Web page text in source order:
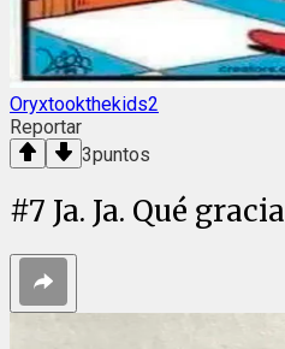
Oryxtookthekids2
Reportar
3puntos
#7 Ja. Ja. Qué gracia